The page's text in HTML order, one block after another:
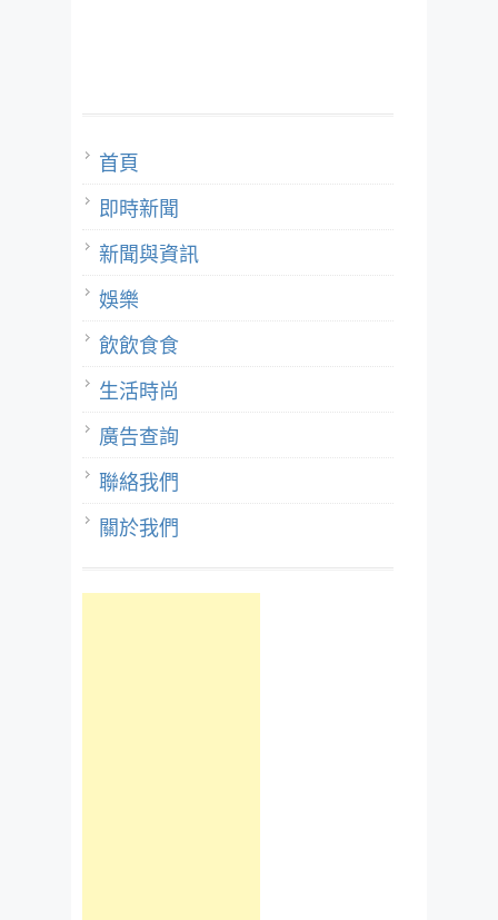
首頁
即時新聞
新聞與資訊
娛樂
飲飲食食
生活時尚
廣告查詢
聯絡我們
關於我們